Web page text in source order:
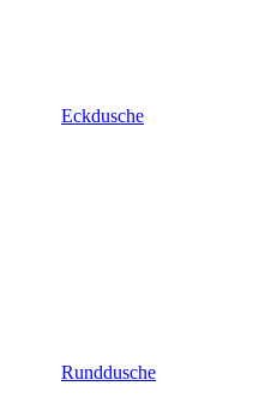
Eckdusche
Runddusche